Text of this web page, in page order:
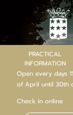
PRACTICAL
INFORMATION
Open every days
of April until 30th
Check in online